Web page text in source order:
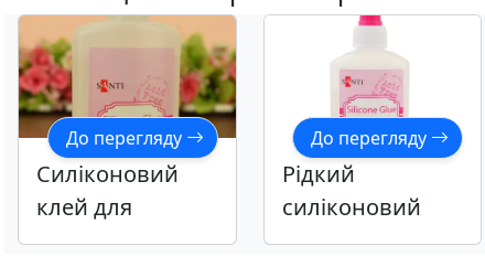
До перегляду
Силіконовий
клей для
скрапбукінгу,
До перегляду
Рідкий
силіконовий
клей для